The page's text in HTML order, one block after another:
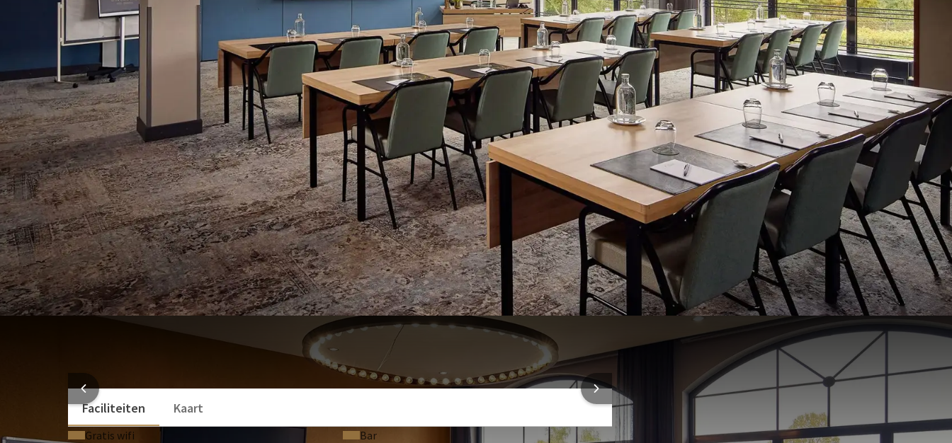
194 m² gecreëerd worden, ideaal voor grotere events tot 130 personen.
Examen
40
Cabaret
Carré
34
ZAAL FACILITEITEN
Daglicht
Zaalverduistering
Geluidswerende wanden
Airconditioning
Telefoon
Professioneel lichtplan
Beamer
Flip-over
Schrijfmateriaal
Clickshare
Bekijk meer
Optionele faciliteiten
Incentive mogelijkheden (Op aanvraag)
Microfoon (Op aanvraag)
White board (Op aanvraag)
Smartboard (Op aanvraag)
Laptop / Computer (Op aanvraag)
Technische support (Op aanvraag)
Headset (Op aanvraag)
Presentatiekoffer (Op aanvraag)
Smart TV (Op aanvraag)
HOTEL INFORMATIE
Faciliteiten
Kaart
Gratis wifi
Bar